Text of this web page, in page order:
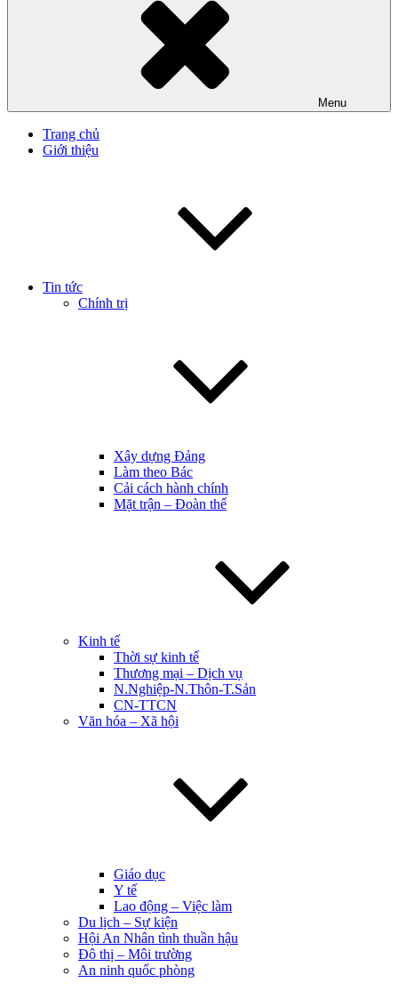
Menu
Trang chủ
Giới thiệu
Tin tức
Chính trị
Xây dựng Đảng
Làm theo Bác
Cải cách hành chính
Mặt trận – Đoàn thể
Kinh tế
Thời sự kinh tế
Thương mại – Dịch vụ
N.Nghiệp-N.Thôn-T.Sản
CN-TTCN
Văn hóa – Xã hội
Giáo dục
Y tế
Lao động – Việc làm
Du lịch – Sự kiện
Hội An Nhân tình thuần hậu
Đô thị – Môi trường
An ninh quốc phòng